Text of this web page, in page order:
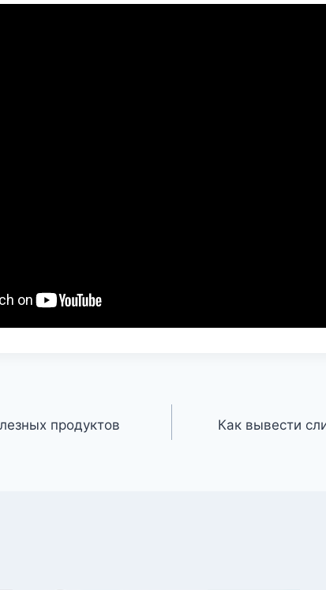
продуктов
Как вывести